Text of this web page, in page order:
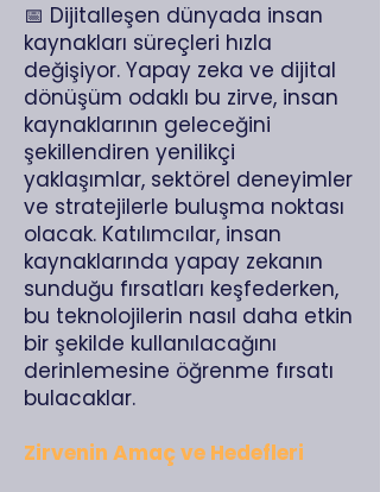
📅 Dijitalleşen dünyada insan
kaynakları süreçleri hızla
değişiyor. Yapay zeka ve dijital
dönüşüm odaklı bu zirve, insan
kaynaklarının geleceğini
şekillendiren yenilikçi
yaklaşımlar, sektörel deneyimler
ve stratejilerle buluşma noktası
olacak. Katılımcılar, insan
kaynaklarında yapay zekanın
sunduğu fırsatları keşfederken,
bu teknolojilerin nasıl daha etkin
bir şekilde kullanılacağını
derinlemesine öğrenme fırsatı
bulacaklar.
Zirvenin Amaç ve Hedefleri